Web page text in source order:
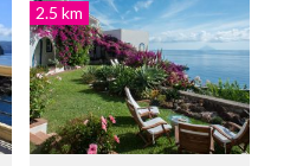
2.5 km